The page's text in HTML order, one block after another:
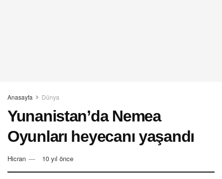
Anasayfa Dünya
Yunanistan’da Nemea
Oyunları heyecanı yaşandı
Hicran 10 yıl önce